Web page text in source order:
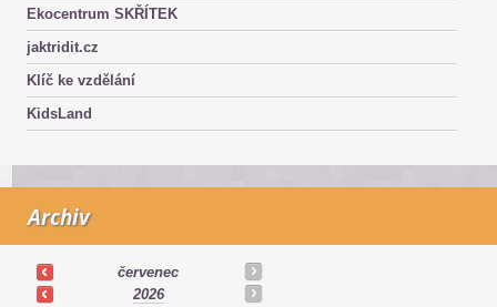
Ekocentrum SKŘÍTEK
jaktridit.cz
Klíč ke vzdělání
KidsLand
Archiv
červenec
2026